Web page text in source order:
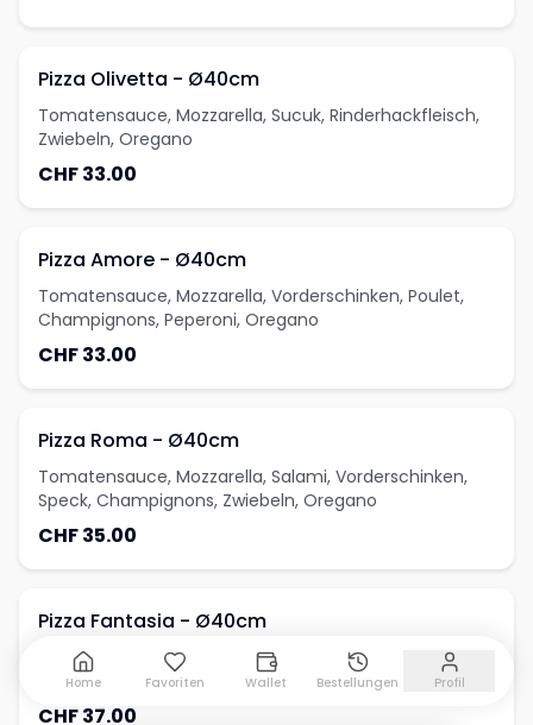
Pizza Olivetta - Ø40cm
Tomatensauce, Mozzarella, Sucuk, Rinderhackfleisch,
Zwiebeln, Oregano
CHF 33.00
Pizza Amore - Ø40cm
Tomatensauce, Mozzarella, Vorderschinken, Poulet,
Champignons, Peperoni, Oregano
CHF 33.00
Pizza Roma - Ø40cm
Tomatensauce, Mozzarella, Salami, Vorderschinken,
Speck, Champignons, Zwiebeln, Oregano
CHF 35.00
Pizza Fantasia - Ø40cm
Tomatensauce, Mozzarella, mit fünf zutaten nach
Wahl, Oregano
CHF 37.00
Home Favoriten Wallet Bestellungen Profil